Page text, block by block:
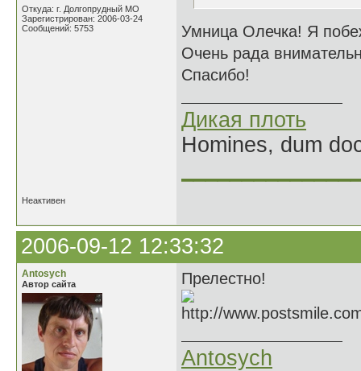
Откуда: г. Долгопрудный МО
Зарегистрирован: 2006-03-24
Сообщений: 5753
Умница Олечка! Я
Очень рада
Спасибо!
Дикая плоть
Homines, dum
Неактивен
2006-09-12 12:33:32
Antosych
Автор сайта Прелестно!
Antosych